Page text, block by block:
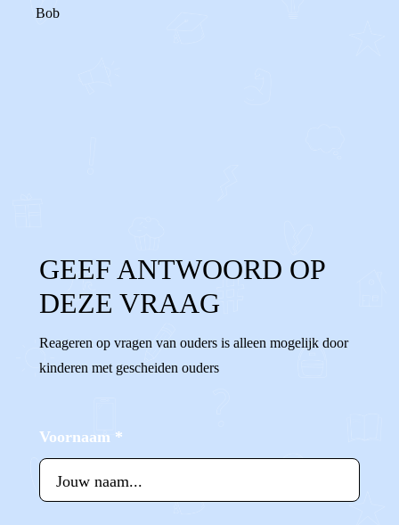
Bob
GEEF ANTWOORD OP
DEZE VRAAG
Reageren op vragen van ouders is alleen mogelijk door
kinderen met gescheiden ouders
Voornaam *